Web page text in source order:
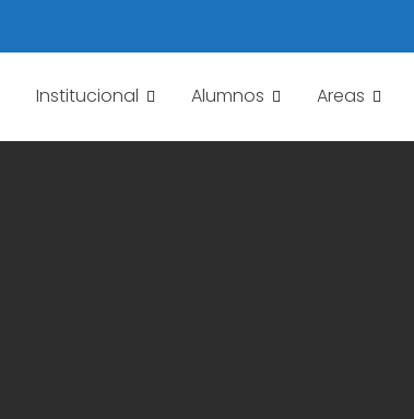
Institucional Alumnos Areas